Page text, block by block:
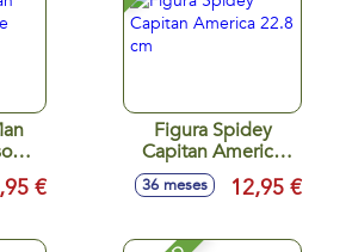
€
Figura Spidey
Capitan America
22.8 cm
36 meses 12,95 €